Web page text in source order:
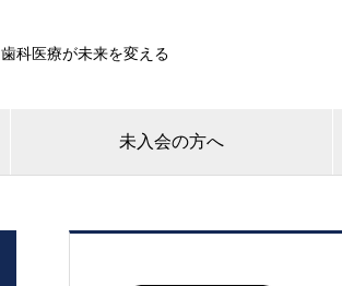
歯科医療が未来を変える
未入会の方へ